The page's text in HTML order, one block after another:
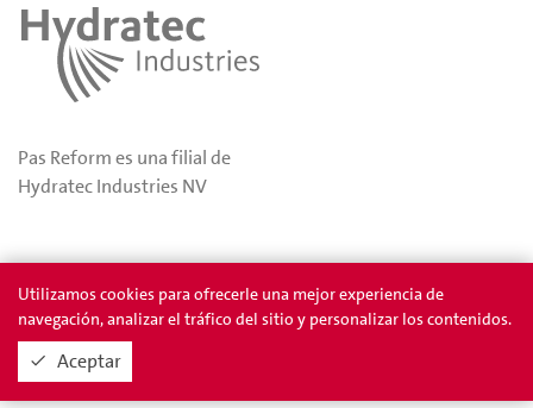
Pas Reform es una filial de
Hydratec Industries NV
Privacidad Permios
Utilizamos cookies para ofrecerle una mejor experiencia de
navegación, analizar el tráfico del sitio y personalizar los contenidos.
Aceptar